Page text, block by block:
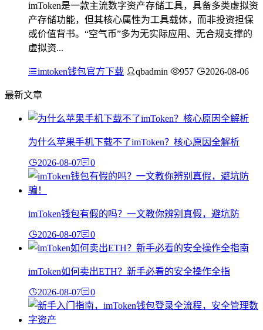
imToken是一款主流数字资产存储工具，具备多类虚拟资
产存储功能，但其核心属性为工具载体，而非投资担保
或价值背书。“空气币”多为无实际应用、无合规支撑的
虚拟资...
imtoken钱包官方下载 qbadmin 957 2026-08-06
最新文章
为什么苹果手机下载不了imToken？核心原因全解析
2026-08-07 0
imToken钱包有假的吗？一文教你辨别真假，避坑防
2026-08-07 0
imToken如何卖出ETH？新手必看的安全操作全指
2026-08-07 0